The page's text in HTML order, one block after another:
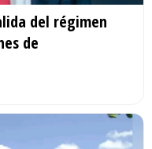
del régimen
de